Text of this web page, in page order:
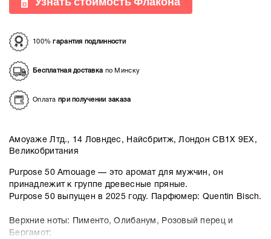
100%гарантия подлинности
Бесплатная доставкапо Минску
Оплата при получении заказа
Амоуаже Лтд., 14 Ловндес, Найсбритж, Лондон СВ1Х 9ЕХ,
Великобритания
Purpose 50 Amouage — это аромат для мужчин, он
принадлежит к группе древесные пряные.
Purpose 50 выпущен в 2025 году. Парфюмер: Quentin Bisch.
Верхние ноты: Пименто, Олибанум, Розовый перец и
Бергамот;